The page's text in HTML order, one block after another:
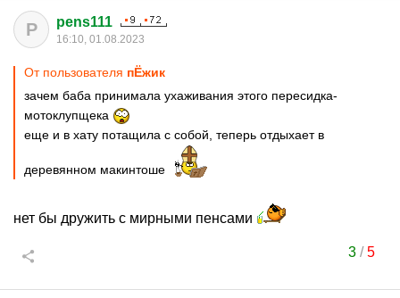
P pens111
16:10, 01.08.2023
От пользователя пЁжик
зачем баба принимала ухаживания этого пересидка-
мотоклупщека
еще и в хату потащила с собой, теперь отдыхает в
деревянном макинтоше
нет бы дружить с мирными пенсами
3/5